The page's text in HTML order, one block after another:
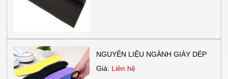
NGUYÊN LIỆU NGÀNH GIÀY DÉP
Giá: Liên hệ